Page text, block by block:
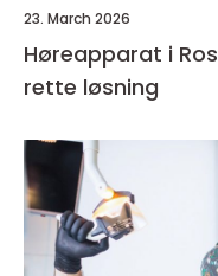
23. March 2026
Høreapparat i
rette løsning